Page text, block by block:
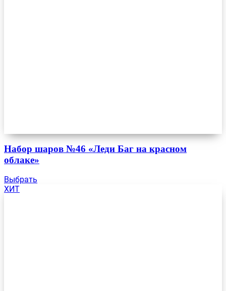
Набор шаров №46 «Леди Баг на красном
облаке»
Выбрать
ХИТ